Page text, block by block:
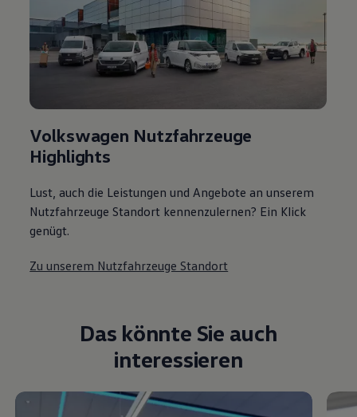
Volkswagen Nutzfahrzeuge
Highlights
Lust, auch die Leistungen und Angebote an unserem
Nutzfahrzeuge Standort kennenzulernen? Ein Klick
genügt.
Zu unserem Nutzfahrzeuge Standort
Das könnte Sie auch
interessieren